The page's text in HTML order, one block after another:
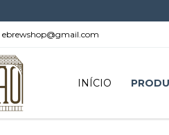
ebrewshop@gmail.com
INÍCIO